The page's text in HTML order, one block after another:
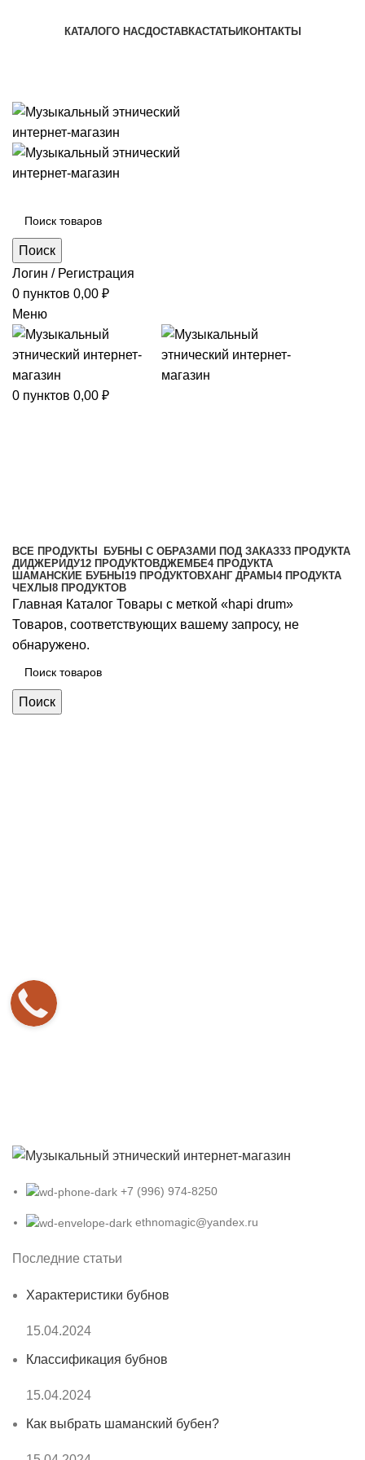
КАТАЛОГО НАСДОСТАВКАСТАТЬИ КОНТАКТЫ
Поиск
Логин / Регистрация
0 пунктов 0,00 ₽
Меню
0 пунктов 0,00 ₽
ВСЕ ПРОДУКТЫ БУБНЫ С ОБРАЗАМИ ПОД ЗАКАЗ33 ПРОДУКТА
ДИДЖЕРИДУ12 ПРОДУКТОВДЖЕМБЕ4 ПРОДУКТА
ШАМАНСКИЕ БУБНЫ 19 ПРОДУКТОВХАНГ ДРАМЫ 4 ПРОДУКТА
ЧЕХЛЫ 8 ПРОДУКТОВ
Главная Каталог Товары с меткой «hapi drum»
Товаров, соответствующих вашему запросу, не
обнаружено.
Поиск
+7 (996) 974-8250
ethnomagic@yandex.ru
Последние статьи
Характеристики бубнов
15.04.2024
Классификация бубнов
15.04.2024
Как выбрать шаманский бубен?